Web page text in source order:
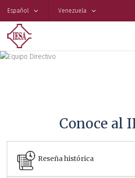
Español Venezuela
Conoce al
Reseña histórica